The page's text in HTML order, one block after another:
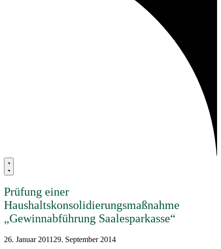
Prüfung einer
Haushaltskonsolidierungsmaßnahme
„Gewinnabführung Saalesparkasse“
26. Januar 2011 29. September 2014